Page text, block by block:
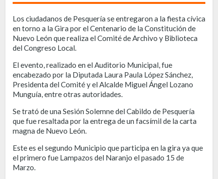
Los ciudadanos de Pesquería se entregaron a la fiesta cívica
en torno a la Gira por el Centenario de la Constitución de
Nuevo León que realiza el Comité de Archivo y Biblioteca
del Congreso Local.
El evento, realizado en el Auditorio Municipal, fue
encabezado por la Diputada Laura Paula López Sánchez,
Presidenta del Comité y el Alcalde Miguel Ángel Lozano
Munguía, entre otras autoridades.
Se trató de una Sesión Solemne del Cabildo de Pesquería
que fue resaltada por la entrega de un facsímil de la carta
magna de Nuevo León.
Este es el segundo Municipio que participa en la gira ya que
el primero fue Lampazos del Naranjo el pasado 15 de
Marzo.